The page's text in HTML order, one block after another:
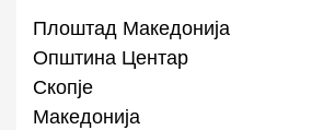
Плоштад Македонија
Општина Центар
Скопје
Македонија